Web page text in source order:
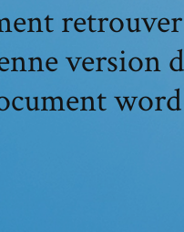
version
word